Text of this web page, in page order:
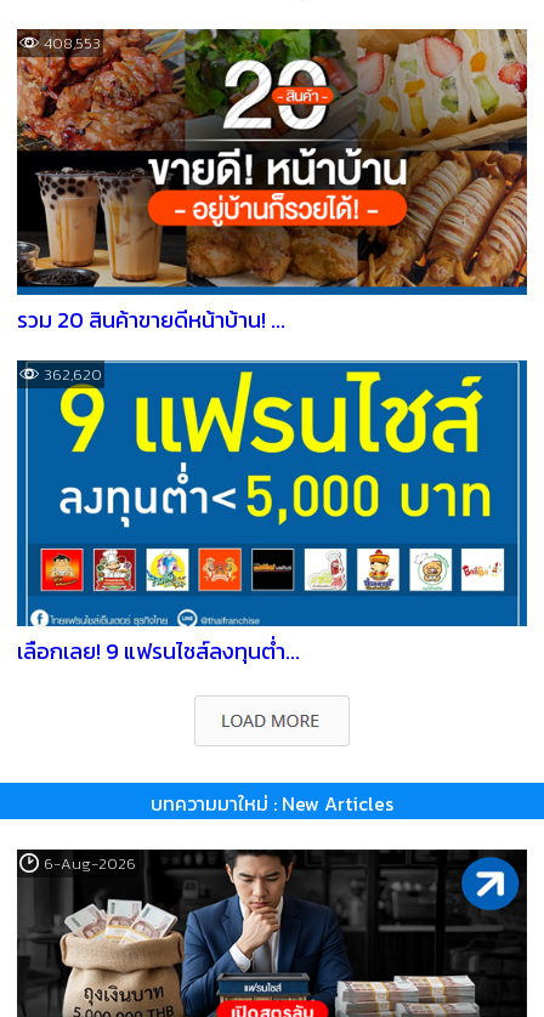
408,553
รวม 20 สินค้าขายดีหน้าบ้าน! ...
362,620
เลือกเลย! 9 แฟรนไชส์ลงทุนต่ำ...
บทความมาใหม่ : New Articles
6-Aug-2026